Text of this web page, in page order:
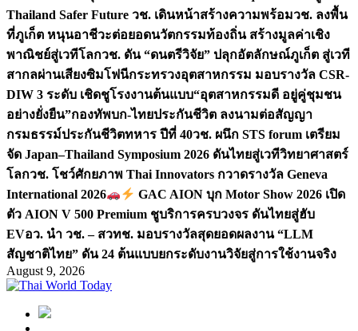
Thailand Safer Future วช. เดินหน้าสร้างความพร้อมวช. ลงพื้น
ที่ภูเก็ต หนุนอาชีวะต่อยอดนวัตกรรมท้องถิ่น สร้างมูลค่าเชิง
พาณิชย์สู่เวทีโลกวช. ดัน “ดนตรีวิจัย” ปลุกอัตลักษณ์ภูเก็ต สู่เวที
สากลผ่านเสียงซิมโฟนีกระทรวงอุตสาหกรรม มอบรางวัล CSR-
DIW 3 ระดับ เชิดชูโรงงานต้นแบบ“อุตสาหกรรมดี อยู่คู่ชุมชน
อย่างยั่งยืน”กองทัพบก-ไทยประกันชีวิต ลงนามต่อสัญญา
กรมธรรม์ประกันชีวิตทหาร ปีที่ 40วช. ผนึก STS forum เตรียม
จัด Japan–Thailand Symposium 2026 ดันไทยสู่เวทีวิทยาศาสตร์
โลกวช. โชว์ศักยภาพ Thai Innovators กวาดรางวัล Geneva
International 2026
GAC AION บุก Motor Show 2026 เปิด
ตัว AION V 500 Premium ชูบริการครบวงจร ดันไทยสู่ฮับ
EVอว. นำ วช. – สวทช. มอบรางวัลสุดยอดผลงาน “LLM
สัญชาติไทย” ดัน 24 ต้นแบบยกระดับงานวิจัยสู่การใช้งานจริง
August 9, 2026